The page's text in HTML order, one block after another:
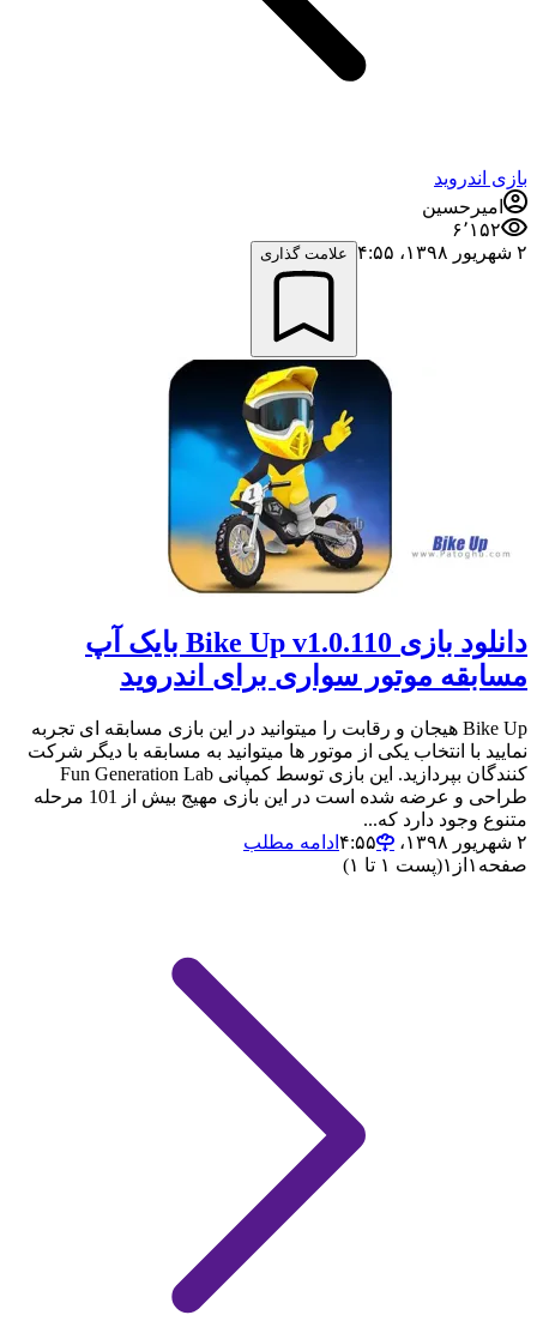
بازی اندروید
امیرحسین
۶٬۱۵۲
۲ شهریور ۱۳۹۸،‏ ۴:۵۵
علامت گذاری
دانلود بازی Bike Up v1.0.110 بایک آپ
مسابقه موتور سواری برای اندروید
Bike Up هیجان و رقابت را میتوانید در این بازی مسابقه ای تجربه
نمایید با انتخاب یکی از موتور ها میتوانید به مسابقه با دیگر شرکت
کنندگان بپردازید. این بازی توسط کمپانی Fun Generation Lab
طراحی و عرضه شده است در این بازی مهیج بیش از 101 مرحله
متنوع وجود دارد که...
۲ شهریور ۱۳۹۸،‏ ۴:۵۵
ادامه مطلب
صفحه ۱ از ۱(پست ۱ تا ۱)